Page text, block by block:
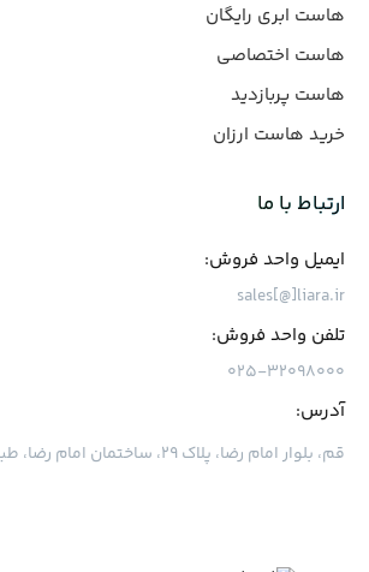
هاست ابری رایگان
هاست اختصاصی
هاست پربازدید
خرید هاست ارزان
ارتباط با ما
ایمیل واحد فروش:
sales[@]liara.ir
تلفن واحد فروش:
۰۲۵-۳۲۰۹۸۰۰۰
آدرس:
قم، بلوار امام رضا، پلاک ۲۹، ساختمان امام رضا، طبقه ۳، واحد ۷